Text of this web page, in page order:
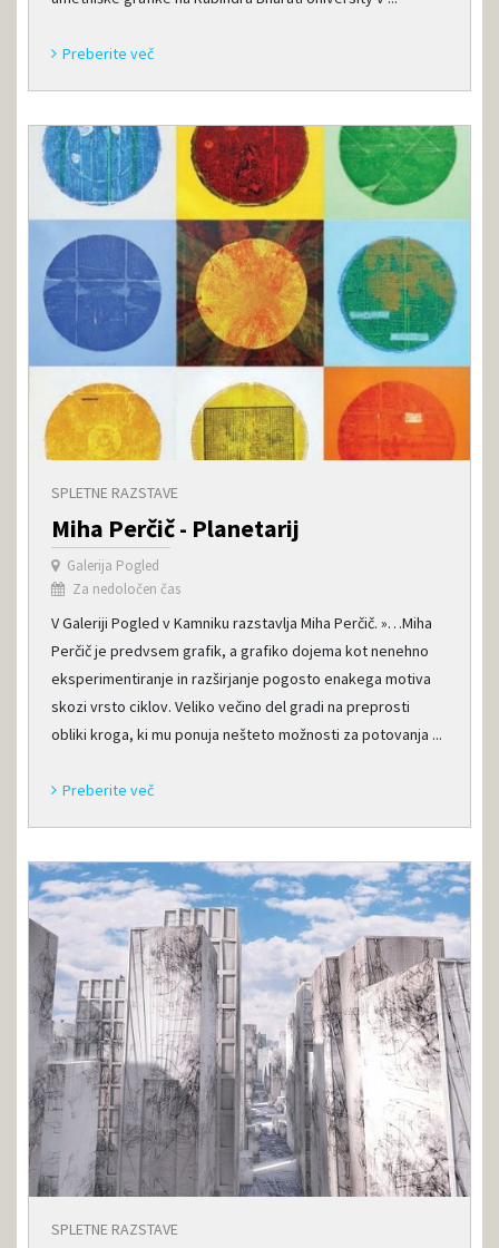
Preberite več
SPLETNE RAZSTAVE
Miha Perčič - Planetarij
Galerija Pogled
Za nedoločen čas
V Galeriji Pogled v Kamniku razstavlja Miha Perčič. »…Miha
Perčič je predvsem grafik, a grafiko dojema kot nenehno
eksperimentiranje in razširjanje pogosto enakega motiva
skozi vrsto ciklov. Veliko večino del gradi na preprosti
obliki kroga, ki mu ponuja nešteto možnosti za potovanja ...
Preberite več
SPLETNE RAZSTAVE